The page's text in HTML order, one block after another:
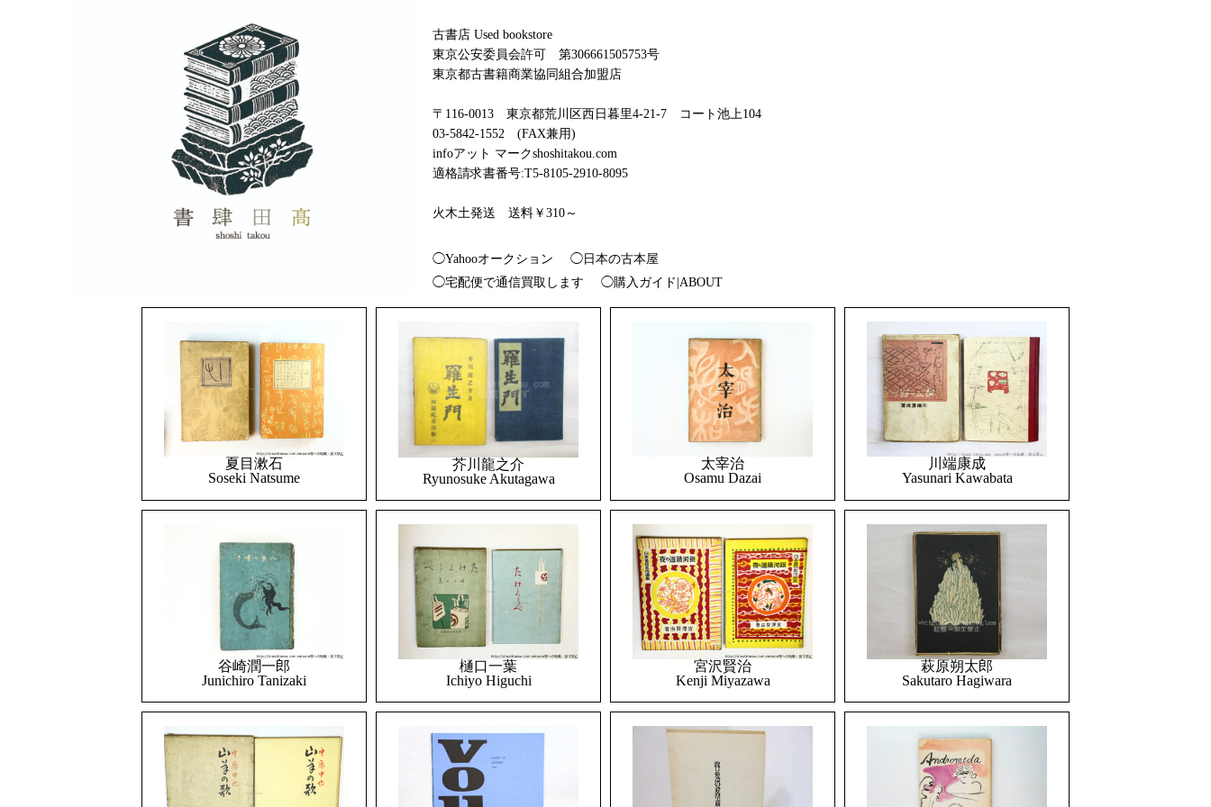
古書店 Used bookstore
東京公安委員会許可 第306661505753号
東京都古書籍商業協同組合加盟店
〒116-0013 東京都荒川区西日暮里4-21-7 コート池上104
03-5842-1552 (FAX兼用)
infoアット マークshoshitakou.com
適格請求書番号:T5-8105-2910-8095
火木土発送 送料￥310～
◯Yahooオークション
◯日本の古本屋
◯宅配便で通信買取します
◯購入ガイド|ABOUT
夏目漱石
Soseki Natsume
芥川龍之介
Ryunosuke Akutagawa
太宰治
Osamu Dazai
川端康成
Yasunari Kawabata
谷崎潤一郎
Junichiro Tanizaki
樋口一葉
Ichiyo Higuchi
宮沢賢治
Kenji Miyazawa
萩原朔太郎
Sakutaro Hagiwara